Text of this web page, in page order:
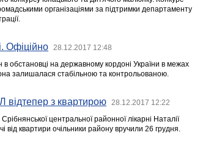
організаціями за підтримки департаменту
Офіційно 28.12.2017 12:48
в обстановці на державному кордоні України в межах
залишалася стабільною та контрольованою.
відтепер з квартирою 28.12.2017 12:22
центральної районної лікарні Наталії
від квартири очільники району вручили 26 грудня.